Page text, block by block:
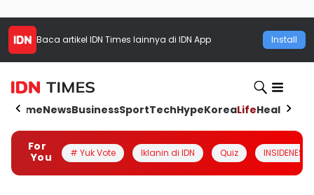
Baca artikel IDN Times lainnya di IDN App Install
HomeNewsBusinessSportTechHypeKoreaLifeHealth
For
You
# Yuk Vote Iklanin di IDN Quiz INSIDENESIA